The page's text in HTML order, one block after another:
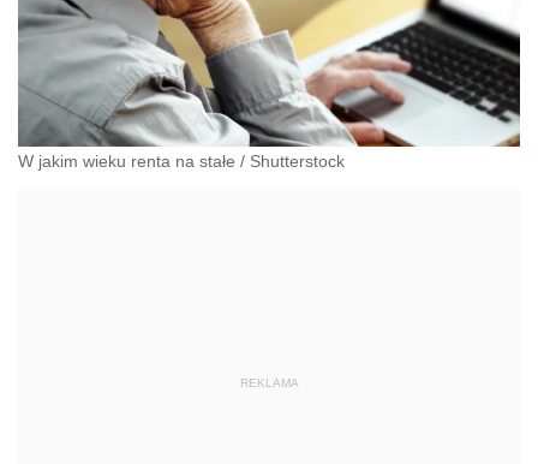
W jakim wieku renta na stałe / Shutterstock